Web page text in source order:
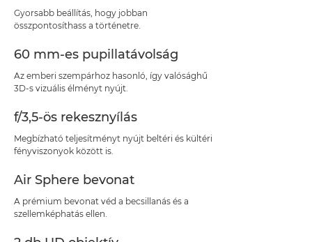
Gyorsabb beállítás, hogy jobban
összpontosíthass a történetre.
60 mm-es pupillatávolság
Az emberi szempárhoz hasonló, így valósághű
3D-s vizuális élményt nyújt.
f/3,5-ös rekesznyílás
Megbízható teljesítményt nyújt beltéri és kültéri
fényviszonyok között is.
Air Sphere bevonat
A prémium bevonat véd a becsillanás és a
szellemképhatás ellen.